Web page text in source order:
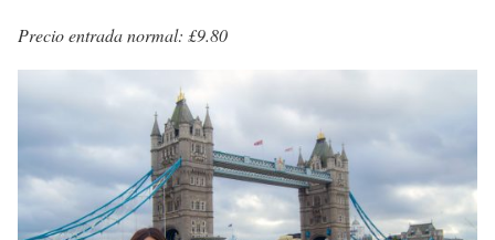
Precio entrada normal: £9.80